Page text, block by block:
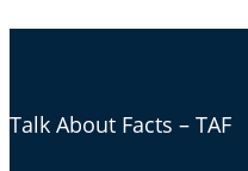
Talk About Facts – TAF